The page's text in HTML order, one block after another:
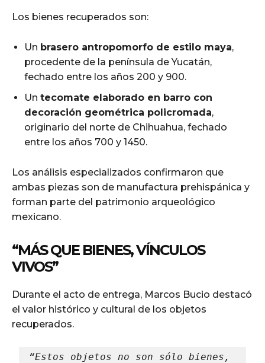
Los bienes recuperados son:
Un brasero antropomorfo de estilo maya,
procedente de la península de Yucatán,
fechado entre los años 200 y 900.
Un tecomate elaborado en barro con
decoración geométrica policromada,
originario del norte de Chihuahua, fechado
entre los años 700 y 1450.
Los análisis especializados confirmaron que
ambas piezas son de manufactura prehispánica y
forman parte del patrimonio arqueológico
mexicano.
“MÁS QUE BIENES, VÍNCULOS
VIVOS”
Durante el acto de entrega, Marcos Bucio destacó
el valor histórico y cultural de los objetos
recuperados.
“Estos objetos no son sólo bienes,